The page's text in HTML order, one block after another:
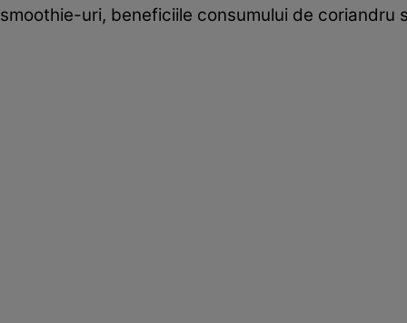
smoothie-uri, beneficiile consumului de coriandru